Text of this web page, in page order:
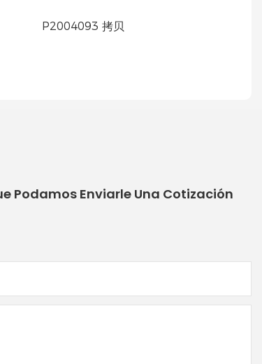
Podamos Enviarle Una Cotización